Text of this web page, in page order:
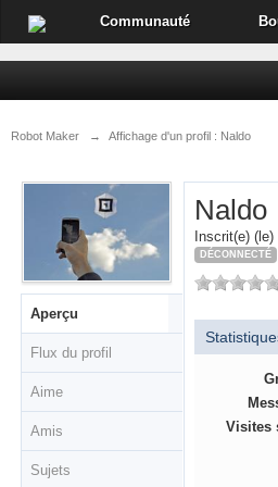
Communauté
Robot Maker → Affichage d'un profil : Naldo
Aperçu
Flux du profil
Aime
Amis
Sujets
Naldo
Inscrit(e)
DÉCONNECTÉ
Visites